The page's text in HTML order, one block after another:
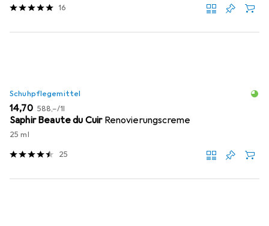
16
Schuhpflegemittel
EUR
14,70 EUR
588,–/1l
Saphir Beaute du Cuir Renovierungscreme
25 ml
25